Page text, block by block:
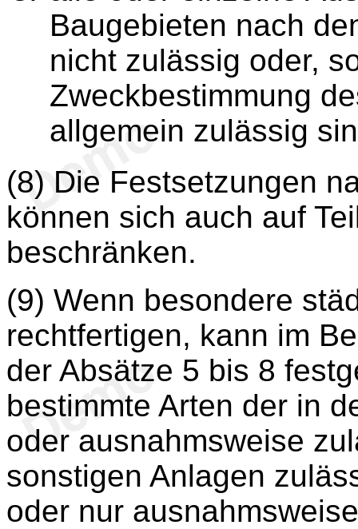
Baugebieten nach
nicht zulässig oder,
Zweckbestimmung
allgemein zulässig
(8) Die Festsetzungen
können sich auch auf
beschränken.
(9) Wenn besondere
rechtfertigen, kann im
der Absätze 5 bis 8
bestimmte Arten der in
oder ausnahmsweise
sonstigen Anlagen
oder nur